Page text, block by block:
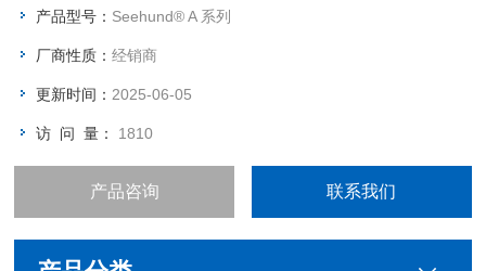
VPD对晶圆表面沾污做富集，才能突破检测灵敏度极限，满足晶
国际标准零部件，符合SEMI的设计
产品型号： Seehund® A 系列
厂商性质：经销商
更新时间： 2025-06-05
访 问 量： 1810
产品咨询 联系我们